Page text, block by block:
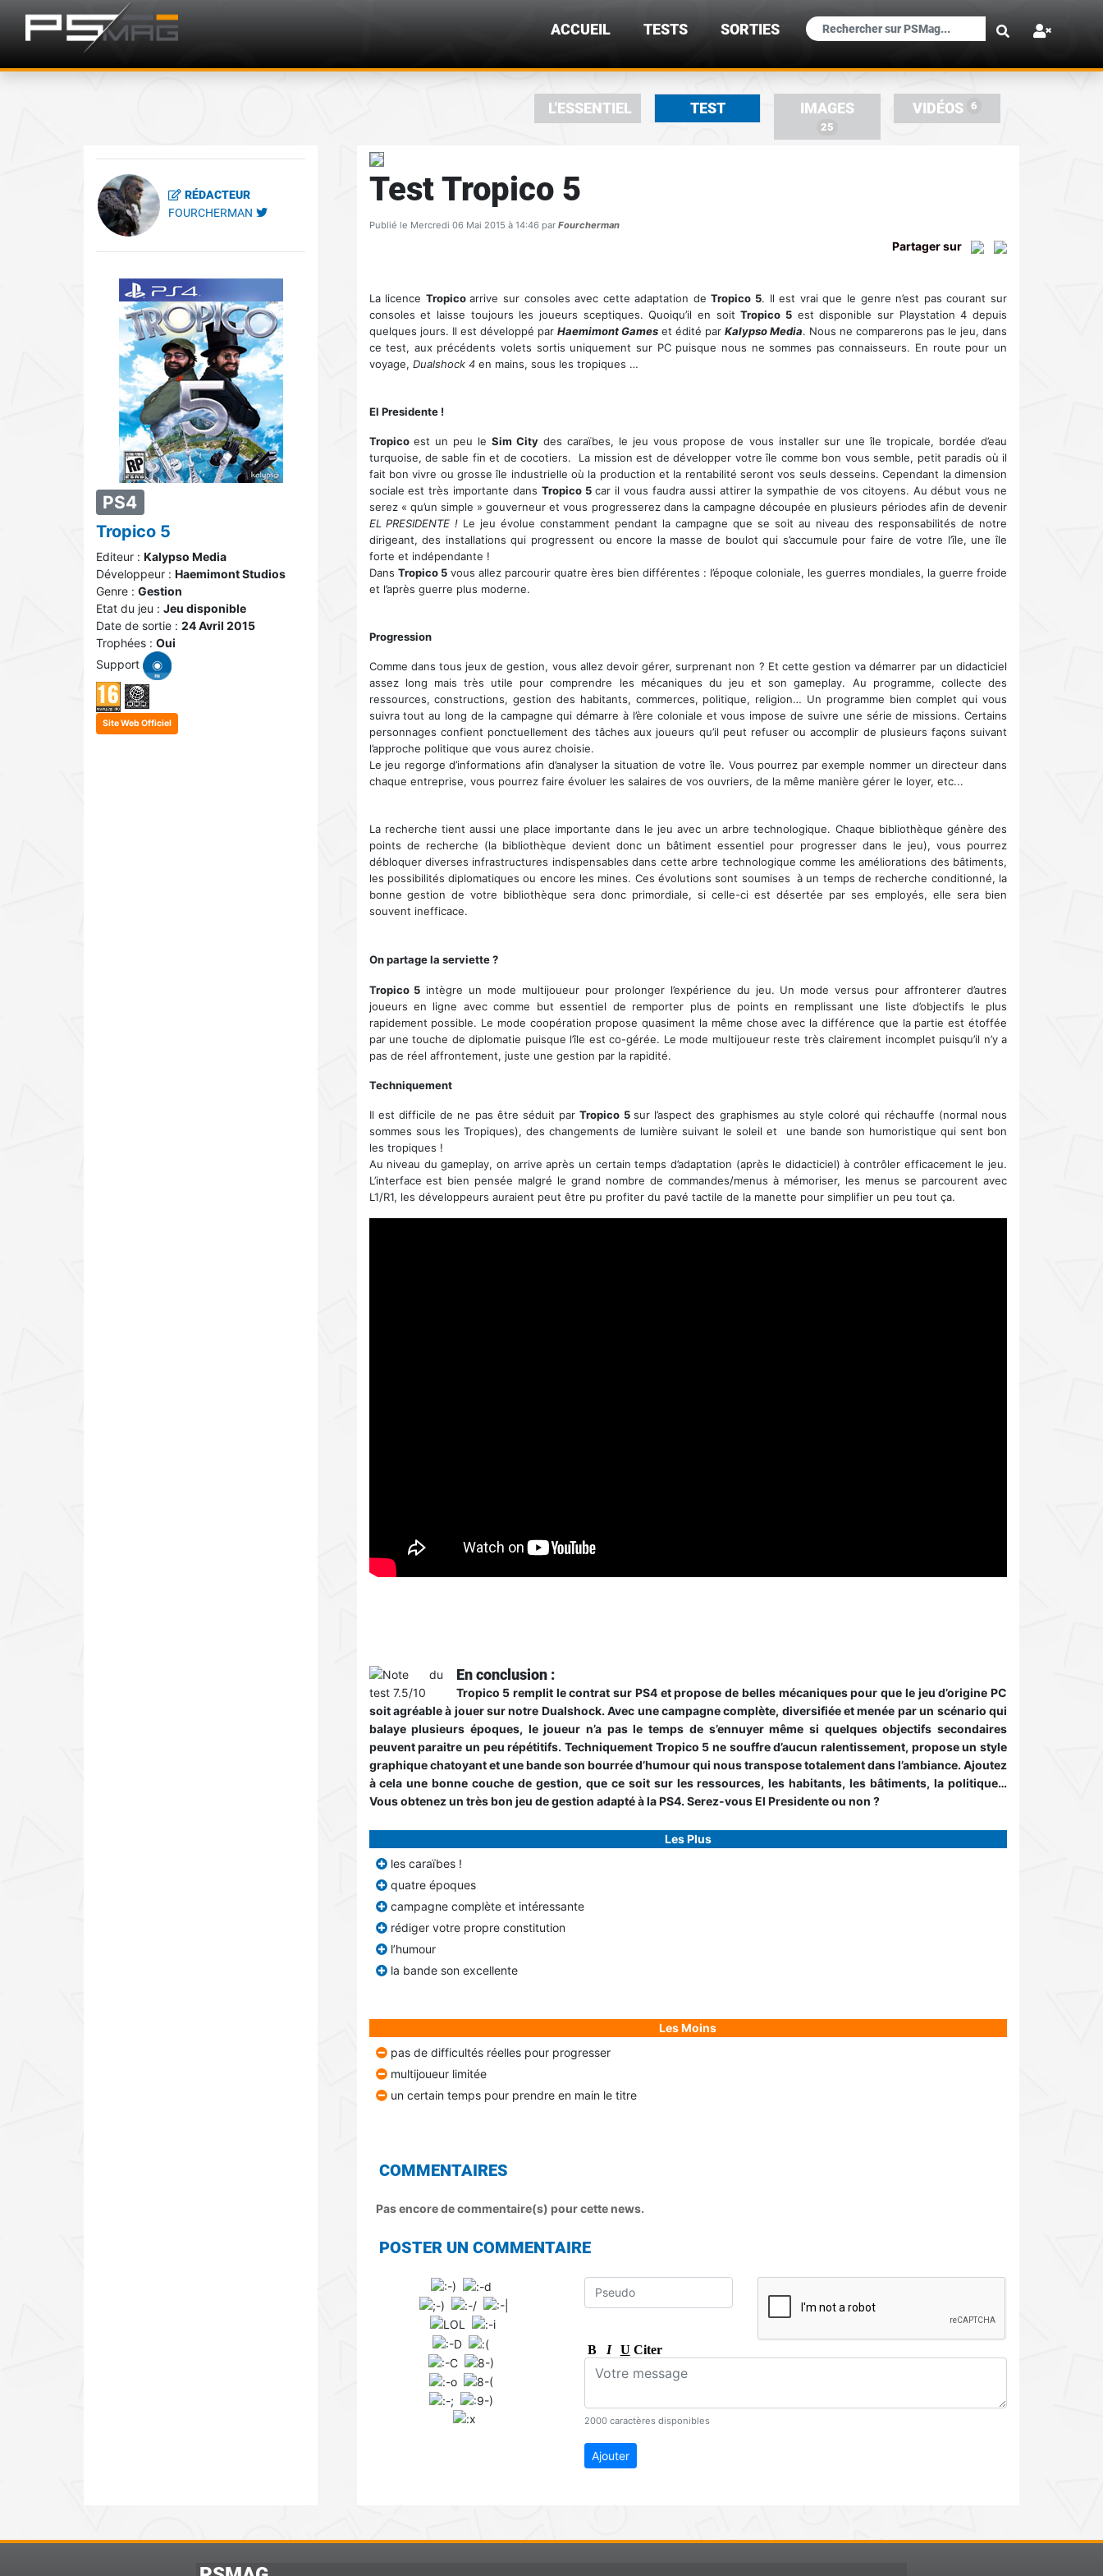
×
ACCUEIL TESTS SORTIES
L'ESSENTIEL TEST IMAGES
25
VIDÉOS 6
RÉDACTEUR
FOURCHERMAN
PS4
Tropico 5
Editeur : Kalypso Media
Développeur : Haemimont Studios
Genre : Gestion
Etat du jeu : Jeu disponible
Date de sortie : 24 Avril 2015
Trophées : Oui
Support
Site Web Officiel
Test Tropico 5
Publié le Mercredi 06 Mai 2015 à 14:46 par Fourcherman
Partager sur
La licence Tropicoarrive sur consoles avec cette adaptation deTropico 5. Il est vrai que le genre n’est pas courant sur
consoles et laisse toujours les joueurs sceptiques. Quoiqu’il en soitTropico 5est disponible sur Playstation 4 depuis
quelques jours. Il est développé par Haemimont Gameset édité par Kalypso Media. Nous ne comparerons pas le jeu, dans
ce test, aux précédents volets sortis uniquement sur PC puisque nous ne sommes pas connaisseurs. En route pour un
voyage, Dualshock 4en mains, sous les tropiques …
El Presidente !
Tropico est un peu le Sim Citydes caraïbes, le jeu vous propose de vous installer sur une île tropicale, bordée d’eau
turquoise, de sable fin et de cocotiers. La mission est de développer votre île comme bon vous semble, petit paradis où il
fait bon vivre ou grosse île industrielle où la production et la rentabilité seront vos seuls desseins. Cependant la dimension
sociale est très importante dans Tropico 5car il vous faudra aussi attirer la sympathie de vos citoyens. Au début vous ne
serez « qu’un simple » gouverneur et vous progresserez dans la campagne découpée en plusieurs périodes afin de devenir
EL PRESIDENTE ! Le jeu évolue constamment pendant la campagne que se soit au niveau des responsabilités de notre
dirigeant, des installations qui progressent ou encore la masse de boulot qui s’accumule pour faire de votre l’île, une île
forte et indépendante !
Dans Tropico 5vous allez parcourir quatre ères bien différentes : l’époque coloniale, les guerres mondiales, la guerre froide
et l’après guerre plus moderne.
Progression
Comme dans tous jeux de gestion, vous allez devoir gérer, surprenant non ? Et cette gestion va démarrer par un didacticiel
assez long mais très utile pour comprendre les mécaniques du jeu et son gameplay. Au programme, collecte des
ressources, constructions, gestion des habitants, commerces, politique, religion… Un programme bien complet qui vous
suivra tout au long de la campagne qui démarre à l’ère coloniale et vous impose de suivre une série de missions. Certains
personnages confient ponctuellement des tâches aux joueurs qu’il peut refuser ou accomplir de plusieurs façons suivant
l’approche politique que vous aurez choisie.
Le jeu regorge d’informations afin d’analyser la situation de votre île. Vous pourrez par exemple nommer un directeur dans
chaque entreprise, vous pourrez faire évoluer les salaires de vos ouvriers, de la même manière gérer le loyer, etc...
La recherche tient aussi une place importante dans le jeu avec un arbre technologique. Chaque bibliothèque génère des
points de recherche (la bibliothèque devient donc un bâtiment essentiel pour progresser dans le jeu), vous pourrez
débloquer diverses infrastructures indispensables dans cette arbre technologique comme les améliorations des bâtiments,
les possibilités diplomatiques ou encore les mines. Ces évolutions sont soumises à un temps de recherche conditionné, la
bonne gestion de votre bibliothèque sera donc primordiale, si celle-ci est désertée par ses employés, elle sera bien
souvent inefficace.
On partage la serviette ?
Tropico 5 intègre un mode multijoueur pour prolonger l’expérience du jeu. Un mode versus pour affronterer d’autres
joueurs en ligne avec comme but essentiel de remporter plus de points en remplissant une liste d’objectifs le plus
rapidement possible. Le mode coopération propose quasiment la même chose avec la différence que la partie est étoffée
par une touche de diplomatie puisque l’île est co-gérée. Le mode multijoueur reste très clairement incomplet puisqu’il n’y a
pas de réel affrontement, juste une gestion par la rapidité.
Techniquement
Il est difficile de ne pas être séduit parTropico 5 sur l’aspect des graphismes au style coloré qui réchauffe (normal nous
sommes sous les Tropiques), des changements de lumière suivant le soleil et une bande son humoristique qui sent bon
les tropiques !
Au niveau du gameplay, on arrive après un certain temps d’adaptation (après le didacticiel) à contrôler efficacement le jeu.
L’interface est bien pensée malgré le grand nombre de commandes/menus à mémoriser, les menus se parcourent avec
L1/R1, les développeurs auraient peut être pu profiter du pavé tactile de la manette pour simplifier un peu tout ça.
En conclusion :
Tropico 5 remplit le contrat sur PS4 et propose de belles mécaniques pour que le jeu d’origine PC
soit agréable à jouer sur notre Dualshock. Avec une campagne complète, diversifiée et menée par un scénario qui
balaye plusieurs époques, le joueur n’a pas le temps de s’ennuyer même si quelques objectifs secondaires
peuvent paraitre un peu répétitifs. Techniquement Tropico 5 ne souffre d’aucun ralentissement, propose un style
graphique chatoyant et une bande son bourrée d’humour qui nous transpose totalement dans l’ambiance. Ajoutez
à cela une bonne couche de gestion, que ce soit sur les ressources, les habitants, les bâtiments, la politique…
Vous obtenez un très bon jeu de gestion adapté à la PS4. Serez-vous El Presidente ou non ?
Les Plus
les caraïbes !
quatre époques
campagne complète et intéressante
rédiger votre propre constitution
l’humour
la bande son excellente
Les Moins
pas de difficultés réelles pour progresser
multijoueur limitée
un certain temps pour prendre en main le titre
COMMENTAIRES
Pas encore de commentaire(s) pour cette news.
POSTER UN COMMENTAIRE
B I U Citer
2000 caractères disponibles
Ajouter